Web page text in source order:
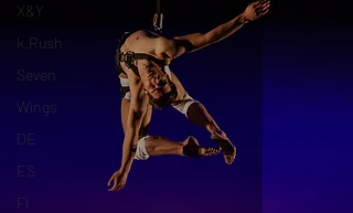
X&Y
k.Rush
Seven
Wings
DE
ES
FI